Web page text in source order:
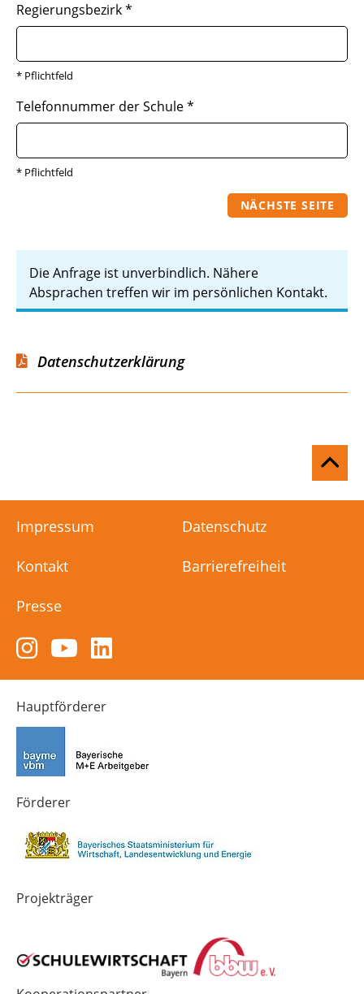
Regierungsbezirk*
* Pflichtfeld
Telefonnummer der Schule*
* Pflichtfeld
NÄCHSTE SEITE
Die Anfrage ist unverbindlich. Nähere
Absprachen treffen wir im persönlichen Kontakt.
Datenschutzerklärung
Impressum Datenschutz
Kontakt Barrierefreiheit
Presse
Zum
Instagram-
Kanal
von
Technik-
in
Bayern
4.0
Zum
YouTube-
Kanal
von
LinkedIn-
Kanal
Hauptförderer
Förderer
Projekträger